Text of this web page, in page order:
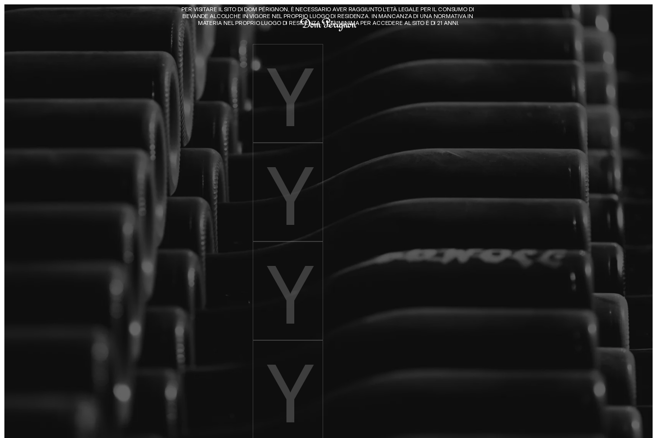
Skip to main content
Dom Pérignon
PER VISITARE IL SITO DI DOM PÉRIGNON, È NECESSARIO AVER RAGGIUNTO L'ETÀ LEGALE PER IL CONSUMO DI
BEVANDE ALCOLICHE IN VIGORE NEL PROPRIO LUOGO DI RESIDENZA. IN MANCANZA DI UNA NORMATIVA IN
MATERIA NEL PROPRIO LUOGO DI RESIDENZA, L'ETÀ MINIMA PER ACCEDERE AL SITO È DI 21 ANNI.